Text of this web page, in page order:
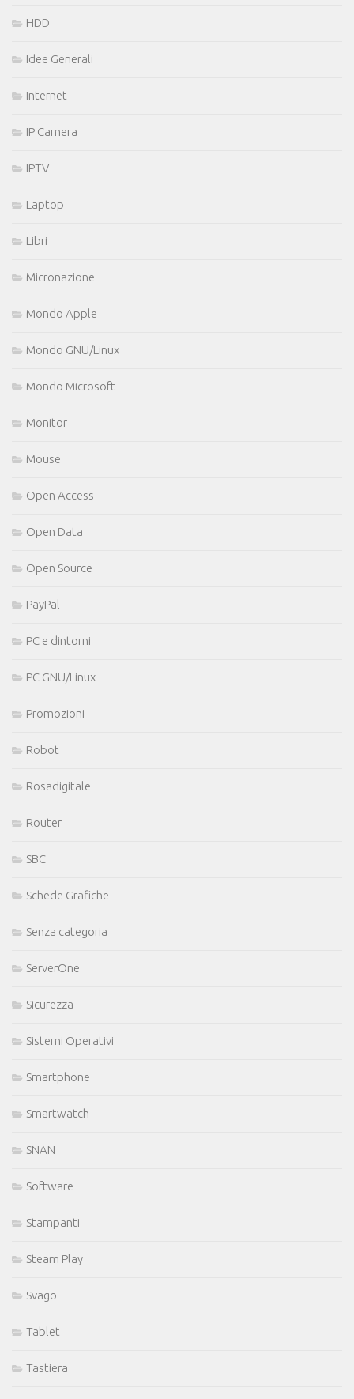
HDD
Idee Generali
Internet
IP Camera
IPTV
Laptop
Libri
Micronazione
Mondo Apple
Mondo GNU/Linux
Mondo Microsoft
Monitor
Mouse
Open Access
Open Data
Open Source
PayPal
PC e dintorni
PC GNU/Linux
Promozioni
Robot
Rosadigitale
Router
SBC
Schede Grafiche
Senza categoria
ServerOne
Sicurezza
Sistemi Operativi
Smartphone
Smartwatch
SNAN
Software
Stampanti
Steam Play
Svago
Tablet
Tastiera